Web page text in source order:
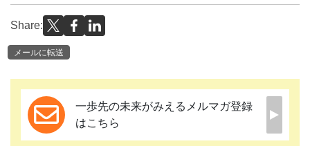
Share:
メールに転送
一歩先の未来がみえるメルマガ登録
はこちら